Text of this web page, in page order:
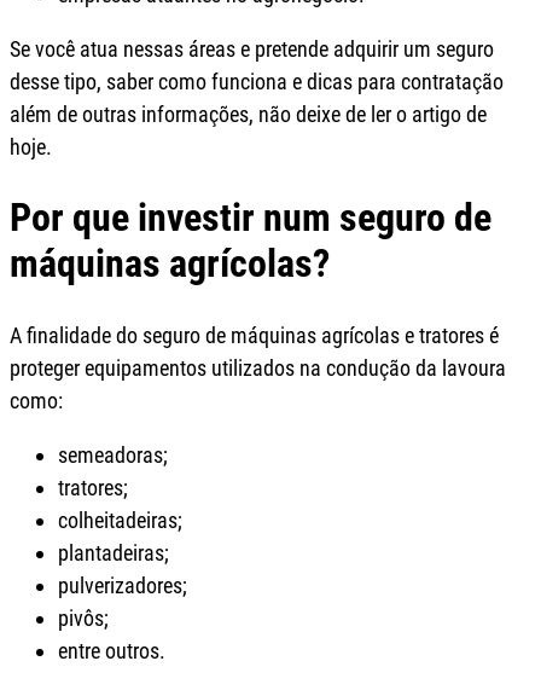
Se você atua nessas áreas e pretende adquirir um seguro
desse tipo, saber como funciona e dicas para contratação
além de outras informações, não deixe de ler o artigo de
hoje.
Por que investir num seguro de
máquinas agrícolas?
A finalidade do seguro de máquinas agrícolas e tratores é
proteger equipamentos utilizados na condução da lavoura
como:
semeadoras;
tratores;
colheitadeiras;
plantadeiras;
pulverizadores;
pivôs;
entre outros.